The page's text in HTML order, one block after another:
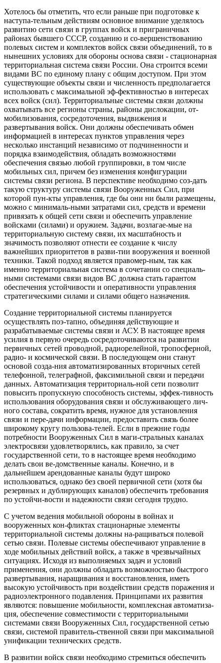
Хотелось бы отметить, что если раньше при подготовке к
наступа-тельным действиям основное внимание уделялось
развитию сети связи в группах войск и приграничных
районах бывшего СССР, созданию и со-вершенствованию
полевых систем и комплектов войск связи объединений, то в
нынешних условиях для обороны основа связи - стационарная
территориальная система связи России. Она строится всеми
видами ВС по единому плану с общим доступом. При этом
существующие объекты связи и численность предполагается
использовать с максимальной эф-фективностью в интересах
всех войск (сил). Территориальные системы связи должны
охватывать все регионы страны, районы дислокации, от-
мобилизования, сосредоточения, выдвижения и
развертывания войск. Они должны обеспечивать обмен
информацией в интересах пунктов управления через
несколько инстанций независимо от подчиненности и
порядка взаимодействия, обладать возможностями
обеспечения связью любой группировки, в том числе
мобильных сил, причем без изменения конфигурации
системы связи региона. В перспективе необходимо соз-дать
такую структуру системы связи Вооруженных Сил, при
которой пун-кты управления, где бы они ни были размещены,
можно с минималь-ными затратами сил, средств и времени
привязать к общей сети связи и обеспечить управление
войсками (силами) и оружием. Задачи, возлагае-мые на
территориальную систему связи, их масштабность и
значимость позволяют отнести ее создание к числу
важнейших приоритетов в разви-тии вооружения и военной
техники. Такой подход является правомер-ным, так как
именно территориальная система в сочетании со специаль-
ными системами связи видов ВС должна стать гарантом
обеспечения устойчивости и оперативности управления
стратегическими силами и силами общего назначения.
Создание территориальной системы планируется
осуществлять поэ-тапно, объединяя действующие и
разрабатываемые системы связи и АСУ. В настоящее время
усилия в первую очередь сосредоточиваются на развитии
первичных сетей проводной, радиорелейной, тропосферной,
радио- и космической связи. В последующем они станут
основой созда-ния автоматизированных вторичных сетей
телефонной, телеграфной, факсимильной связи и передачи
данных. Автоматизация территориаль-ной сети позволит
повысить пропускную способность системы, эффек-тивность
использования оборудования связи и обслуживающего лич-
ного состава, сократить время, нужное для установления
связи и пере-дачи информации, предоставить связь более
широкому кругу пользова-телей. Если в прежние годы
потребности Вооруженных Сил в маги-стральных каналах
электросвязи удовлетворялись, как правило, за счет
государственной сети, то в настоящее время необходимо
делать свои ве-домственные каналы. Конечно, и в
дальнейшем арендованные каналы будут широко
использоваться, однако без своей первичной сети (хотя бы
резервных и дублирующих каналов) обеспечить требования
по устойчи-вости и надежности связи сегодня трудно.
С учетом ведения мобильной обороны в войнах и
вооруженных кон-фликтах стационарные элементы
территориальной системы должны на-ращиваться полевой
сетью связи. Полевые системы обеспечивают управление в
ходе мобильных действий войск, а также в чрезвычайных
ситуациях. Исходя из выполняемых задач и условий
применения, они должны обладать возможностью быстрого
развертывания, наращивания и восстановления, иметь
высокую устойчивость при воздействии средств поражения и
радиоэлектронного подавления. Принципами их развития
являются: повышение мобильности, комплексная автоматиза-
ция, обеспечение совместимости с территориальными
системами связи Вооруженных Сил, государственной сетью
связи, системой правитель-ственной связи при максимальной
унификации технических средств.
В развитии войск связи необходимо стремиться обеспечить